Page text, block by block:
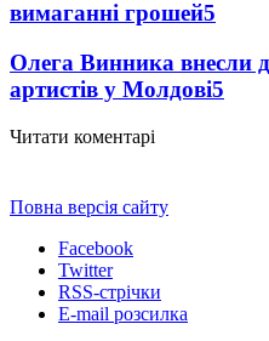
вимаганні грошей5
Олега Винника внесли
артистів у Молдові5
Читати коментарі
Повна версія сайту
Facebook
Twitter
RSS-стрічки
E-mail розсилка